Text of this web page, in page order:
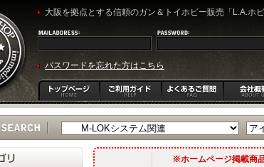
大阪を拠点とする信頼のガン＆トイホビー販売「L.A.ホビ
パスワードを忘れた方はこちら
ホームページ掲載商